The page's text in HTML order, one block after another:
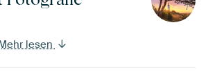
lesen